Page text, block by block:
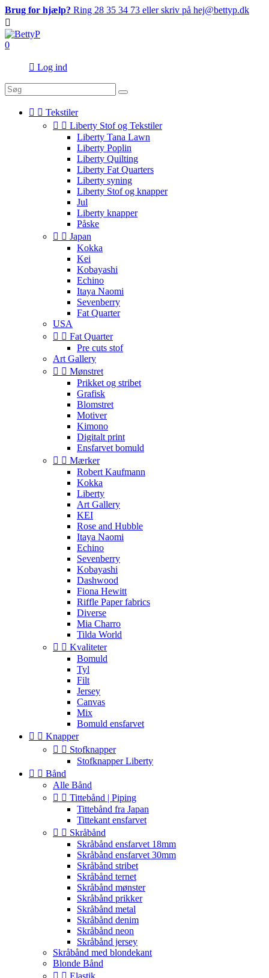
Brug for hjælp? Ring 28 35 34 73 eller skriv på hej@bettyp.dk

0
 Log ind
  Tekstiler
  Liberty Stof og Tekstiler
Liberty Tana Lawn
Liberty Poplin
Liberty Quilting
Liberty Fat Quarters
Liberty syning
Liberty Stof og knapper
Jul
Liberty knapper
Påske
  Japan
Kokka
Kei
Kobayashi
Echino
Itaya Naomi
Sevenberry
Fat Quarter
USA
  Fat Quarter
Pre cuts stof
Art Gallery
  Mønstret
Prikket og stribet
Grafisk
Blomstret
Motiver
Kimono
Digitalt print
Ensfarvet bomuld
  Mærker
Robert Kaufmann
Kokka
Liberty
Art Gallery
KEI
Rose and Hubble
Itaya Naomi
Echino
Sevenberry
Kobayashi
Dashwood
Fiona Hewitt
Riffle Paper fabrics
Diverse
Mia Charro
Tilda World
  Kvaliteter
Bomuld
Tyl
Filt
Jersey
Canvas
Mix
Bomuld ensfarvet
  Knapper
  Stofknapper
Stofknapper Liberty
  Bånd
Alle Bånd
  Tittebånd | Piping
Tittebånd fra Japan
Tittekant ensfarvet
  Skråbånd
Skråbånd ensfarvet 18mm
Skråbånd ensfarvet 30mm
Skråbånd stribet
Skråbånd ternet
Skråbånd mønster
Skråbånd prikker
Skråbånd metal
Skråbånd denim
Skråbånd neon
Skråbånd jersey
Skråbånd med blondekant
Blonde Bånd
  Elastik